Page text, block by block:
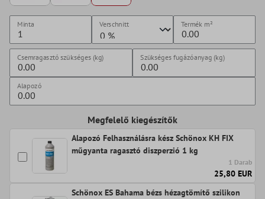
Minta Verschnitt Termék m²
Csemragasztó szükséges (kg) Szükséges fugázóanyag (kg)
Alapozó
Megfelelő kiegészítők
Alapozó Felhasználásra kész Schönox KH FIX
műgyanta ragasztó diszperzió 1 kg
1 Darab
25,80 EUR
Schönox ES Bahama bézs hézagtömítő szilikon